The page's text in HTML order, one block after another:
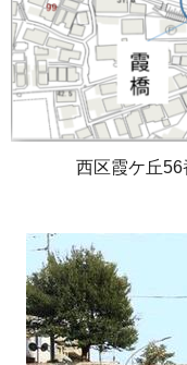
西区霞ケ丘